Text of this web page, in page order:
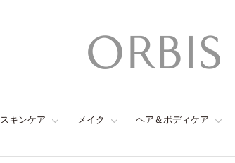
スキンケア メイク ヘア＆ボディケア